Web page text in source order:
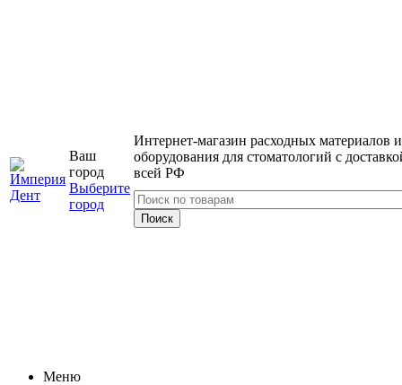
Ваш
город
Выберите
город
Интернет-магазин расходных материалов и
оборудования для стоматологий с
всей РФ
Меню